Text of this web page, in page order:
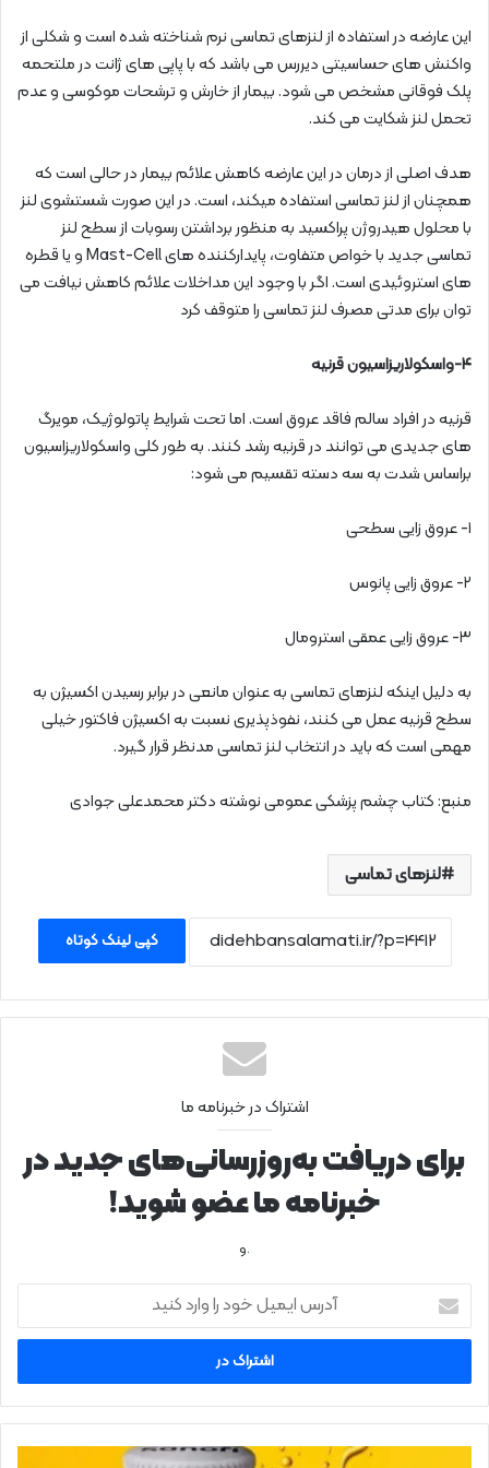
این عارضه در استفاده از لنزهای تماسی نرم شناخته شده است و شکلی از
واکنش های حساسیتی دیررس می باشد که با پاپی های ژانت در ملتحمه
پلک فوقانی مشخص می شود. بیمار از خارش و ترشحات موکوسی و عدم
تحمل لنز شکایت می کند.
هدف اصلی از درمان در این عارضه کاهش علائم بیمار در حالی است که
همچنان از لنز تماسی استفاده میکند، است. در این صورت شستشوی لنز
با محلول هیدروژن پراکسید به منظور برداشتن رسوبات از سطح لنز
تماسی جدید با خواص متفاوت، پایدارکننده های Mast-Cell و یا قطره
های استروئیدی است. اگر با وجود این مداخلات علائم کاهش نیافت می
توان برای مدتی مصرف لنز تماسی را متوقف کرد
۴-واسکولاریزاسیون قرنیه
قرنیه در افراد سالم فاقد عروق است. اما تحت شرایط پاتولوژیک، مویرگ
های جدیدی می توانند در قرنیه رشد کنند. به طور کلی واسکولاریزاسیون
براساس شدت به سه دسته تقسیم می شود:
۱- عروق زایی سطحی
۲- عروق زایی پانوس
۳- عروق زایی عمقی استرومال
به دلیل اینکه لنزهای تماسی به عنوان مانعی در برابر رسیدن اکسیژن به
سطح قرنیه عمل می کنند، نفوذپذیری نسبت به اکسیژن فاکتور خیلی
مهمی است که باید در انتخاب لنز تماسی مدنظر قرار گیرد.
منبع: کتاب چشم پزشکی عمومی نوشته دکتر محمدعلی جوادی
لنزهای تماسی
کپی لینک کوتاه
اشتراک در خبرنامه ما
برای دریافت به‌روزرسانی‌های جدید در
خبرنامه ما عضو شوید!
.و
ر
ا
ی
م